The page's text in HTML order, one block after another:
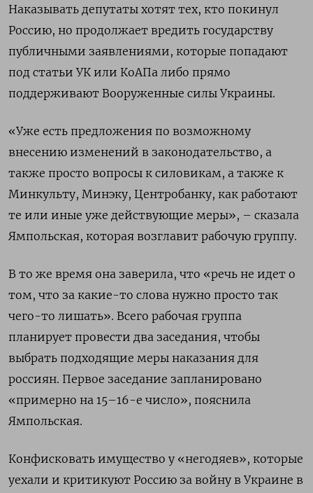
Наказывать депутаты хотят тех, кто покинул
Россию, но продолжает вредить государству
публичными заявлениями, которые попадают
под статьи УК или КоАПа либо прямо
поддерживают Вооруженные силы Украины.
«Уже есть предложения по возможному
внесению изменений в законодательство, а
также просто вопросы к силовикам, а также к
Минкульту, Минэку, Центробанку, как работают
те или иные уже действующие меры», – сказала
Ямпольская, которая возглавит рабочую группу.
В то же время она заверила, что «речь не идет о
том, что за какие-то слова нужно просто так
чего-то лишать». Всего рабочая группа
планирует провести два заседания, чтобы
выбрать подходящие меры наказания для
россиян. Первое заседание запланировано
«примерно на 15–16-е число», пояснила
Ямпольская.
Конфисковать имущество у «негодяев», которые
уехали и критикуют Россию за войну в Украине в